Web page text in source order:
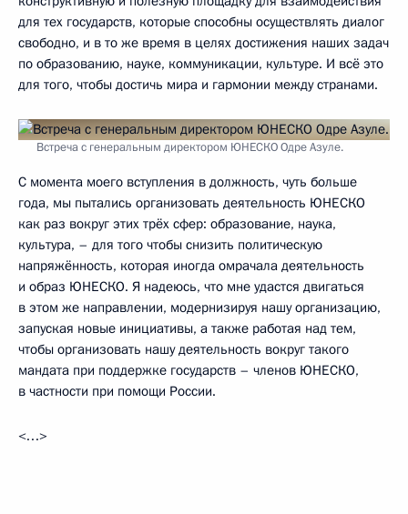
для тех государств, которые способны осуществлять диалог
свободно, и в то же время в целях достижения наших задач
по образованию, науке, коммуникации, культуре. И всё это
для того, чтобы достичь мира и гармонии между странами.
Встреча с генеральным директором ЮНЕСКО Одре Азуле.
С момента моего вступления в должность, чуть больше
года, мы пытались организовать деятельность ЮНЕСКО
как раз вокруг этих трёх сфер: образование, наука,
культура, – для того чтобы снизить политическую
напряжённость, которая иногда омрачала деятельность
и образ ЮНЕСКО. Я надеюсь, что мне удастся двигаться
в этом же направлении, модернизируя нашу организацию,
запуская новые инициативы, а также работая над тем,
чтобы организовать нашу деятельность вокруг такого
мандата при поддержке государств – членов ЮНЕСКО,
в частности при помощи России.
<…>